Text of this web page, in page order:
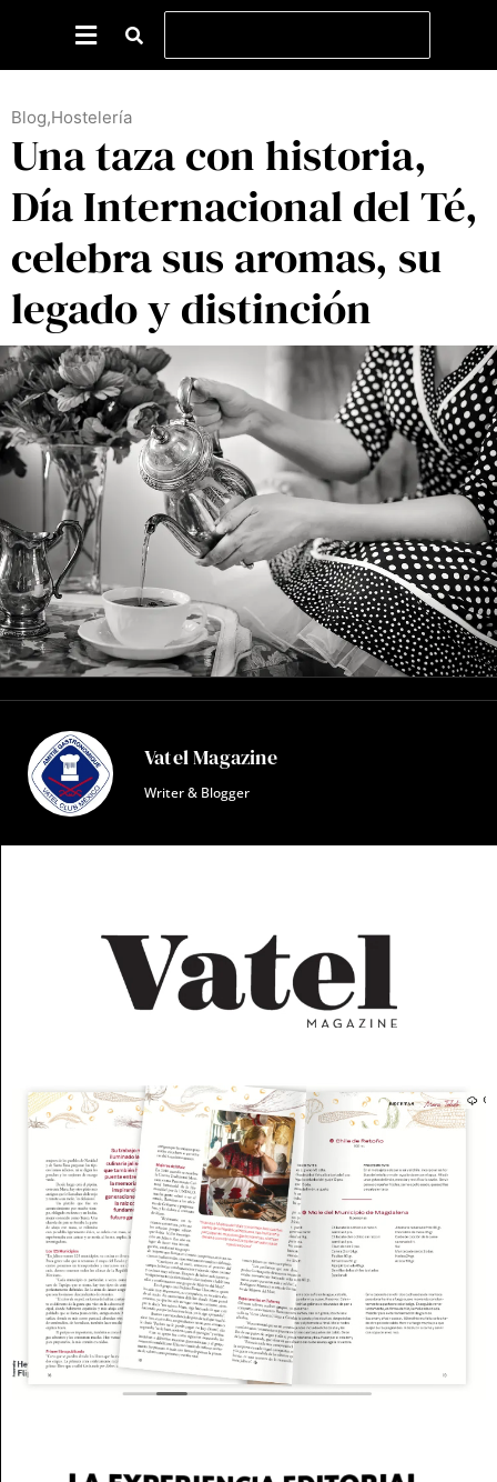
Blog,Hostelería
Una taza con historia,
Día Internacional del Té,
celebra sus aromas, su
legado y distinción
Vatel Magazine
Writer & Blogger